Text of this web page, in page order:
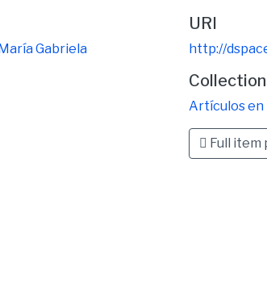
Gabriela
URI
http://
Artículos en
Full item